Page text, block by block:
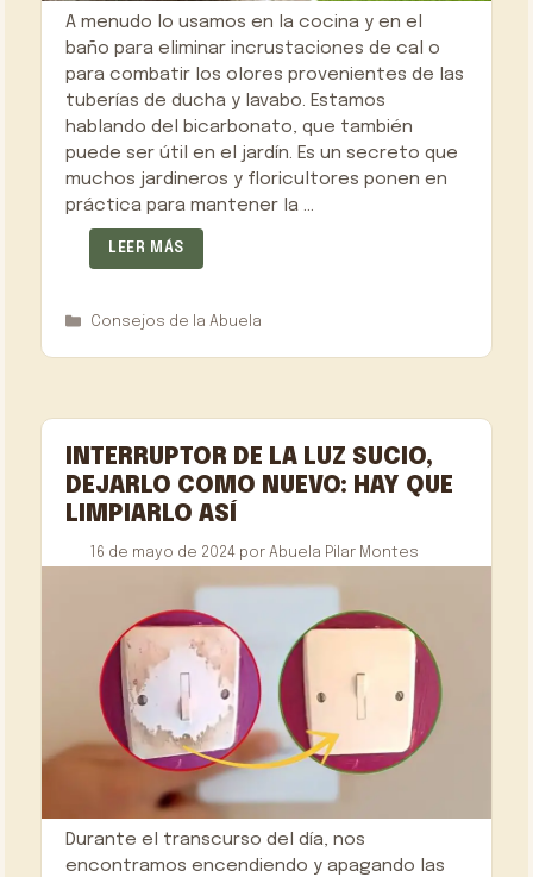
A menudo lo usamos en la cocina y en el
baño para eliminar incrustaciones de cal o
para combatir los olores provenientes de las
tuberías de ducha y lavabo. Estamos
hablando del bicarbonato, que también
puede ser útil en el jardín. Es un secreto que
muchos jardineros y floricultores ponen en
práctica para mantener la …
LEER MÁS
Categorías
Consejos de la Abuela
INTERRUPTOR DE LA LUZ SUCIO,
DEJARLO COMO NUEVO: HAY QUE
LIMPIARLO ASÍ
16 de mayo de 2024 por Abuela Pilar Montes
Durante el transcurso del día, nos
encontramos encendiendo y apagando las